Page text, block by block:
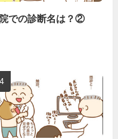
での診断名は？②